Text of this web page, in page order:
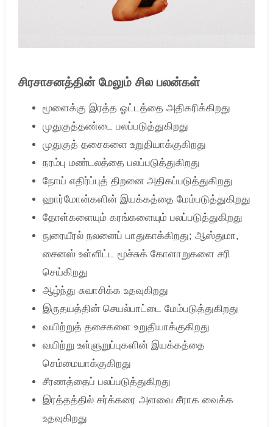
சிரசாசனத்தின் மேலும் சில பலன்கள்
மூளைக்கு இரத்த ஓட்டத்தை அதிகரிக்கிறது
முதுகுத்தண்டை பலப்படுத்துகிறது
முதுகுத் தசைகளை உறுதியாக்குகிறது
நரம்பு மண்டலத்தை பலப்படுத்துகிறது
நோய் எதிர்ப்புத் திறனை அதிகப்படுத்துகிறது
ஹார்மோன்களின் இயக்கத்தை மேம்படுத்துகிறது
தோள்களையும் கரங்களையும் பலப்படுத்துகிறது
நுரையீரல் நலனைப் பாதுகாக்கிறது; ஆஸ்துமா,
சைனஸ் உள்ளிட்ட மூச்சுக் கோளாறுகளை சரி
செய்கிறது
ஆழ்ந்து சுவாசிக்க உதவுகிறது
இருதயத்தின் செயல்பாட்டை மேம்படுத்துகிறது
வயிற்றுத் தசைகளை உறுதியாக்குகிறது
வயிற்று உள்ளுறுப்புகளின் இயக்கத்தை
செம்மையாக்குகிறது
சீரணத்தைப் பலப்படுத்துகிறது
இரத்தத்தில் சர்க்கரை அளவை சீராக வைக்க
உதவுகிறது